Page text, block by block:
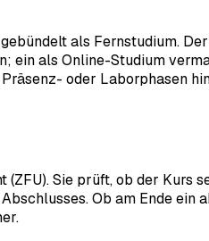
als Fernstudium.
ein als Online-Studium
oder Laborphasen
Sie prüft, ob der Kurs
Ob am Ende ein